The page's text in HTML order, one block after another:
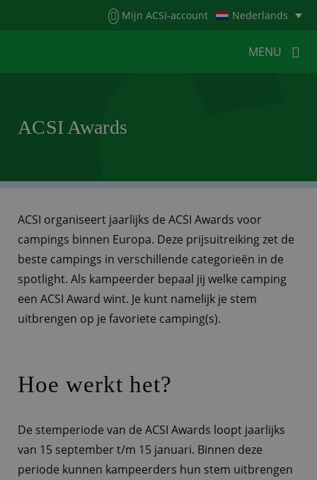
Mijn ACSI-account Nederlands
MENU
VOOR CAMPINGSKAMPEERNIEUWS
ACSI WEBSHOP WERKEN BIJ ACSI
CONTACT
ACSI Awards
ACSI organiseert jaarlijks de ACSI Awards voor
campings binnen Europa. Deze prijsuitreiking zet de
beste campings in verschillende categorieën in de
spotlight. Als kampeerder bepaal jij welke camping
een ACSI Award wint. Je kunt namelijk je stem
uitbrengen op je favoriete camping(s).
Hoe werkt het?
De stemperiode van de ACSI Awards loopt jaarlijks
van 15 september t/m 15 januari. Binnen deze
periode kunnen kampeerders hun stem uitbrengen